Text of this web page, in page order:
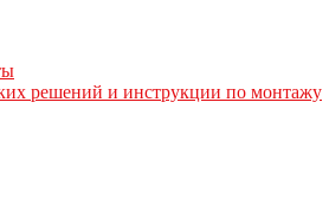
решений и инструкции по монтажу